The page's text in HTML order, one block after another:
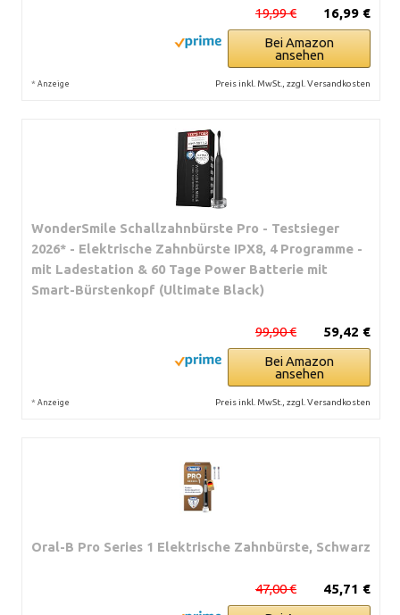
16,99 €
19,99 €
Bei Amazon
ansehen
* Anzeige Preis inkl. MwSt., zzgl. Versandkosten
WonderSmile Schallzahnbürste Pro - Testsieger
2026* - Elektrische Zahnbürste IPX8, 4 Programme -
mit Ladestation & 60 Tage Power Batterie mit
Smart-Bürstenkopf (Ultimate Black)
59,42 €
99,90 €
Bei Amazon
ansehen
* Anzeige Preis inkl. MwSt., zzgl. Versandkosten
Oral-B Pro Series 1 Elektrische Zahnbürste, Schwarz
45,71 €
47,00 €